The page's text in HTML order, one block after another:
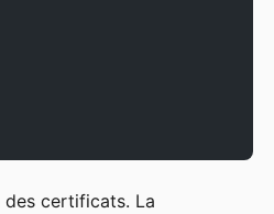
des certificats. La